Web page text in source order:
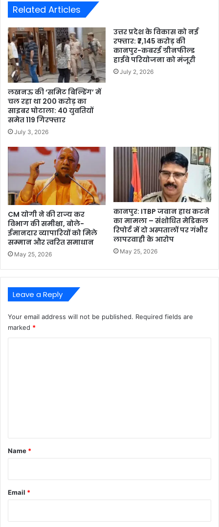
Related Articles
लखनऊ की ‘समिट बिल्डिंग’ में
चल रहा था 200 करोड़ का
साइबर घोटाला: 40 युवतियों
समेत 119 गिरफ्तार
July 3, 2026
उत्तर प्रदेश के विकास को नई
रफ्तार: ₹7,145 करोड़ की
कानपुर-कबरई ग्रीनफील्ड
हाईवे परियोजना को मंजूरी
July 2, 2026
CM योगी ने की राज्य कर
विभाग की समीक्षा, बोले-
ईमानदार व्यापारियों को मिले
सम्मान और त्वरित समाधान
May 25, 2026
कानपुर: ITBP जवान हाथ कटने
का मामला – संशोधित मेडिकल
रिपोर्ट में दो अस्पतालों पर गंभीर
लापरवाही के आरोप
May 25, 2026
Leave a Reply
Your email address will not be published. Required fields are
marked *
*
Name *
Email *